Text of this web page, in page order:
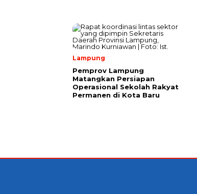
Lampung
Pemprov Lampung
Matangkan Persiapan
Operasional Sekolah Rakyat
Permanen di Kota Baru